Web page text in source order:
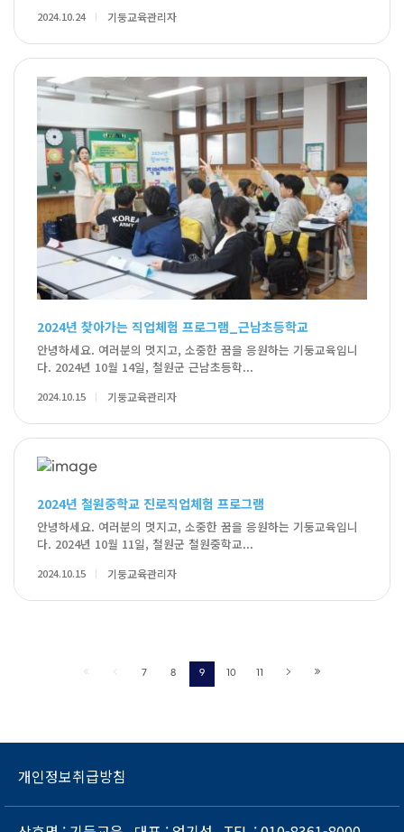
2024.10.24 기둥교육관리자
2024년 찾아가는 직업체험 프로그램_근남초등학교
안녕하세요. 여러분의 멋지고, 소중한 꿈을 응원하는 기둥교육입니
다. 2024년 10월 14일, 철원군 근남초등학...
2024.10.15 기둥교육관리자
2024년 철원중학교 진로직업체험 프로그램
안녕하세요. 여러분의 멋지고, 소중한 꿈을 응원하는 기둥교육입니
다. 2024년 10월 11일, 철원군 철원중학교...
2024.10.15 기둥교육관리자
7 8 9 10
개인정보취급방침